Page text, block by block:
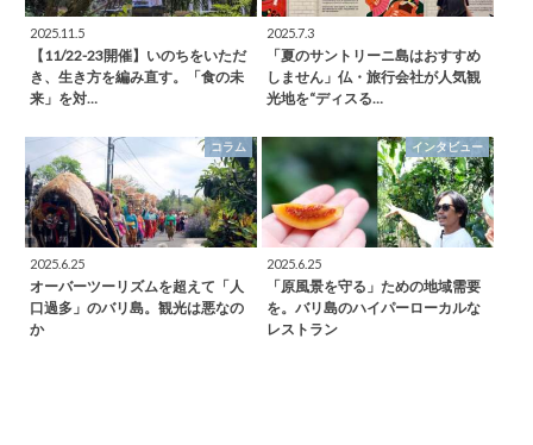
2025.11.5
【11/22-23開催】いのちをいただ
き、生き方を編み直す。「食の未
来」を対…
2025.7.3
「夏のサントリーニ島はおすすめ
しません」仏・旅行会社が人気観
光地を“ディスる…
コラム
2025.6.25
オーバーツーリズムを超えて「人
口過多」のバリ島。観光は悪なの
か
インタビュー
2025.6.25
「原風景を守る」ための地域需要
を。バリ島のハイパーローカルな
レストラン